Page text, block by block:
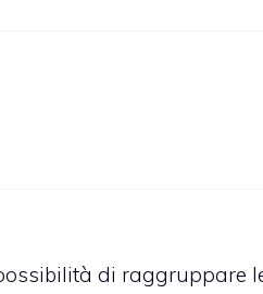
di raggruppare